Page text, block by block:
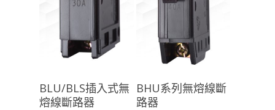
查看內容
BLU/BLS插入式無
熔線斷路器
查看內容
BHU系列無熔線斷
路器